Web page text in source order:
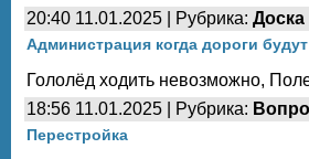
20:40 11.01.2025 | Рубрика: Доска
Администрация когда дороги
Гололёд ходить невозможно,
18:56 11.01.2025 | Рубрика:
Перестройка